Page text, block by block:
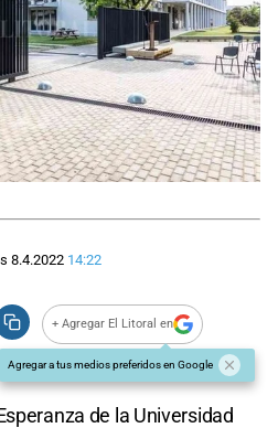
8.4.2022 14:22
+ Agregar El Litoral en
Agregar a tus medios preferidos en Google
de la Universidad